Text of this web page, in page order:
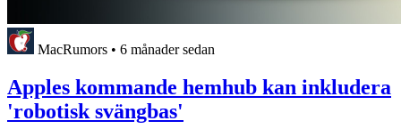
MacRumors • 6 månader sedan
Apples kommande hemhub kan inkludera
'robotisk svängbas'